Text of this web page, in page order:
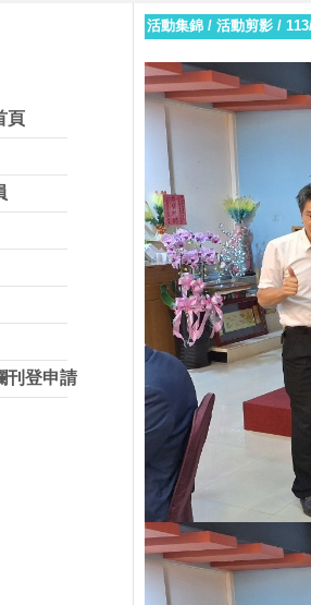
頁
刊登申請
活動集錦/ 活動剪影/